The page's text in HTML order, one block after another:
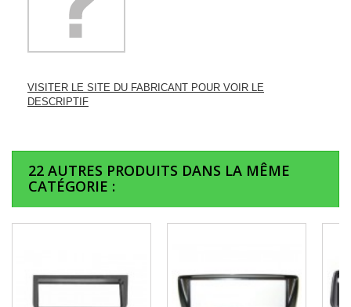
VISITER LE SITE DU FABRICANT POUR VOIR LE
DESCRIPTIF
22 AUTRES PRODUITS DANS LA MÊME
CATÉGORIE :